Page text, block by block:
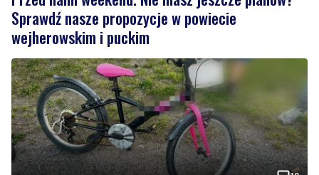
Sprawdź nasze propozycje w powiecie
wejherowskim i puckim